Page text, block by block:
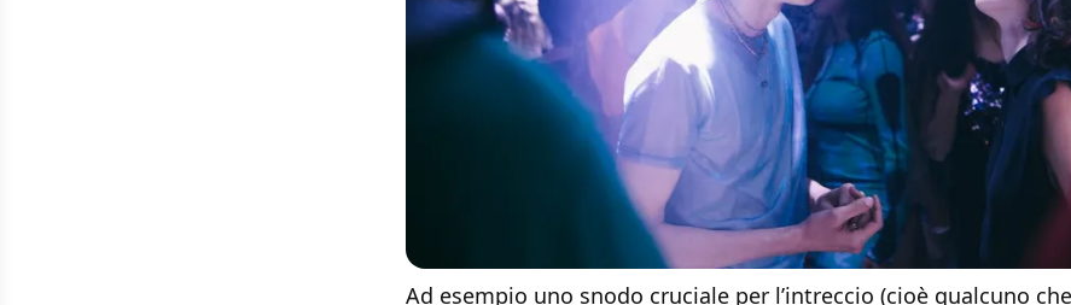
Ad esempio uno snodo cruciale per l’intreccio (cioè qualcuno